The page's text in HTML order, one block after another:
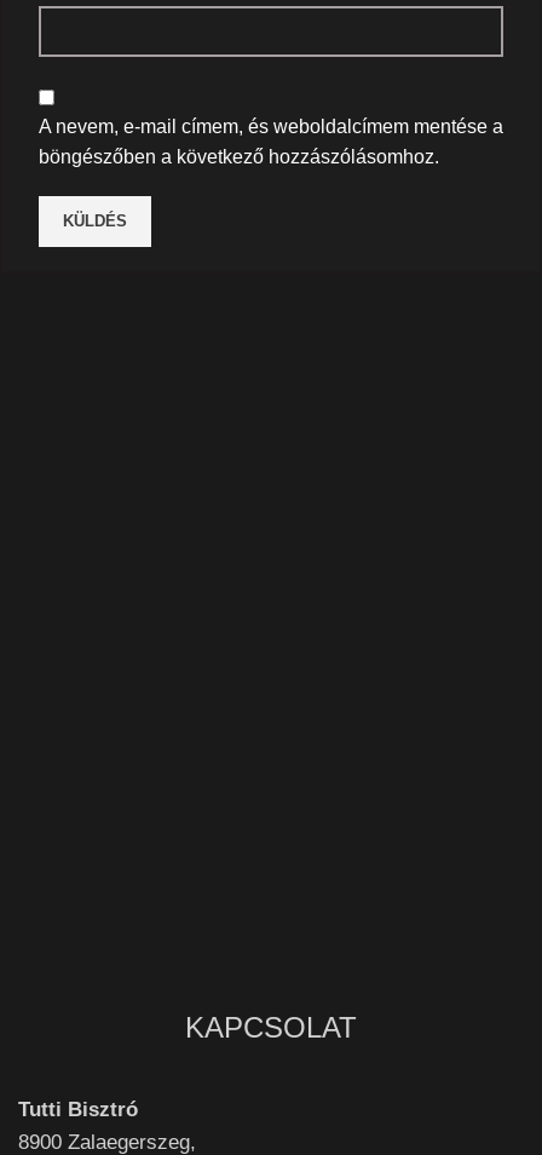
A nevem, e-mail címem, és weboldalcímem mentése a
böngészőben a következő hozzászólásomhoz.
KAPCSOLAT
Tutti Bisztró
8900 Zalaegerszeg,